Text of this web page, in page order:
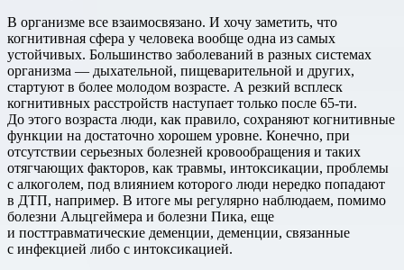
В организме все взаимосвязано. И хочу заметить, что
когнитивная сфера у человека вообще одна из самых
устойчивых. Большинство заболеваний в разных системах
организма — дыхательной, пищеварительной и других,
стартуют в более молодом возрасте. А резкий всплеск
когнитивных расстройств наступает только после 65-ти.
До этого возраста люди, как правило, сохраняют когнитивные
функции на достаточно хорошем уровне. Конечно, при
отсутствии серьезных болезней кровообращения и таких
отягчающих факторов, как травмы, интоксикации, проблемы
с алкоголем, под влиянием которого люди нередко попадают
в ДТП, например. В итоге мы регулярно наблюдаем, помимо
болезни Альцгеймера и болезни Пика, еще
и посттравматические деменции, деменции, связанные
с инфекцией либо с интоксикацией.